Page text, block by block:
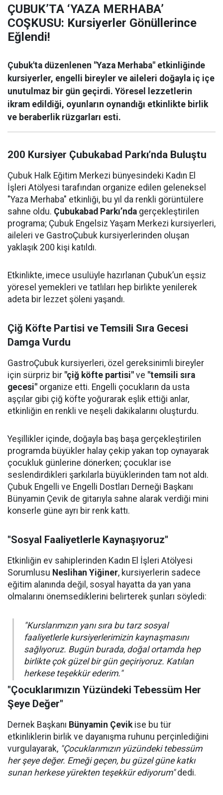
ÇUBUK’TA ‘YAZA MERHABA’
COŞKUSU: Kursiyerler Gönüllerince
Eğlendi!
Çubuk'ta düzenlenen "Yaza Merhaba" etkinliğinde
kursiyerler, engelli bireyler ve aileleri doğayla iç içe
unutulmaz bir gün geçirdi. Yöresel lezzetlerin
ikram edildiği, oyunların oynandığı etkinlikte birlik
ve beraberlik rüzgarları esti.
200 Kursiyer Çubukabad Parkı’nda Buluştu
Çubuk Halk Eğitim Merkezi bünyesindeki Kadın El
İşleri Atölyesi tarafından organize edilen geleneksel
"Yaza Merhaba" etkinliği, bu yıl da renkli görüntülere
sahne oldu. Çubukabad Parkı’nda gerçekleştirilen
programa; Çubuk Engelsiz Yaşam Merkezi kursiyerleri,
aileleri ve GastroÇubuk kursiyerlerinden oluşan
yaklaşık 200 kişi katıldı.
Etkinlikte, imece usulüyle hazırlanan Çubuk’un eşsiz
yöresel yemekleri ve tatlıları hep birlikte yenilerek
adeta bir lezzet şöleni yaşandı.
Çiğ Köfte Partisi ve Temsili Sıra Gecesi
Damga Vurdu
GastroÇubuk kursiyerleri, özel gereksinimli bireyler
için sürpriz bir "çiğ köfte partisi" ve "temsili sıra
gecesi" organize etti. Engelli çocukların da usta
aşçılar gibi çiğ köfte yoğurarak eşlik ettiği anlar,
etkinliğin en renkli ve neşeli dakikalarını oluşturdu.
Yeşillikler içinde, doğayla baş başa gerçekleştirilen
programda büyükler halay çekip yakan top oynayarak
çocukluk günlerine dönerken; çocuklar ise
seslendirdikleri şarkılarla büyüklerinden tam not aldı.
Çubuk Engelli ve Engelli Dostları Derneği Başkanı
Bünyamin Çevik de gitarıyla sahne alarak verdiği mini
konserle güne ayrı bir renk kattı.
"Sosyal Faaliyetlerle Kaynaşıyoruz"
Etkinliğin ev sahiplerinden Kadın El İşleri Atölyesi
Sorumlusu Neslihan Yiğiner, kursiyerlerin sadece
eğitim alanında değil, sosyal hayatta da yan yana
olmalarını önemsediklerini belirterek şunları söyledi:
"Kurslarımızın yanı sıra bu tarz sosyal
faaliyetlerle kursiyerlerimizin kaynaşmasını
sağlıyoruz. Bugün burada, doğal ortamda hep
birlikte çok güzel bir gün geçiriyoruz. Katılan
herkese teşekkür ederim."
"Çocuklarımızın Yüzündeki Tebessüm Her
Şeye Değer"
Dernek Başkanı Bünyamin Çevikise bu tür
etkinliklerin birlik ve dayanışma ruhunu perçinlediğini
vurgulayarak, "Çocuklarımızın yüzündeki tebessüm
her şeye değer. Emeği geçen, bu güzel güne katkı
sunan herkese yürekten teşekkür ediyorum"dedi.